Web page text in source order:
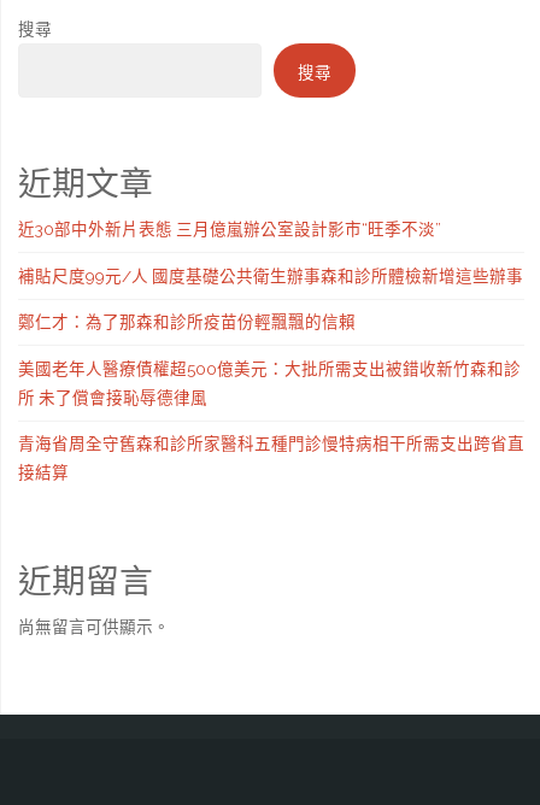
搜尋
搜尋
近期文章
近30部中外新片表態 三月億嵐辦公室設計影市“旺季不淡”
補貼尺度99元/人 國度基礎公共衛生辦事森和診所體檢新增這些辦事
鄭仁才：為了那森和診所疫苗份輕飄飄的信賴
美國老年人醫療債權超500億美元：大批所需支出被錯收新竹森和診
所 未了償會接恥辱德律風
青海省周全守舊森和診所家醫科五種門診慢特病相干所需支出跨省直
接結算
近期留言
尚無留言可供顯示。